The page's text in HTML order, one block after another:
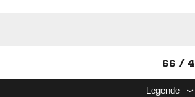
66 / 4
Legende